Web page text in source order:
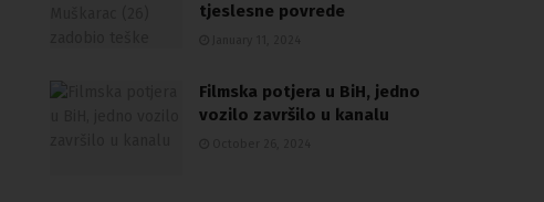
tjeslesne povrede
Filmska potjera u BiH, jedno
vozilo završilo u kanalu